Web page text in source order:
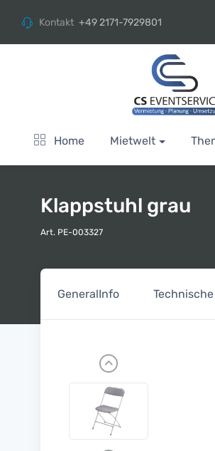
Kontakt +49 2171-7929801
Home Mietwelt
Klappstuhl grau
Art. PE-003327
GeneralInfo
Previous